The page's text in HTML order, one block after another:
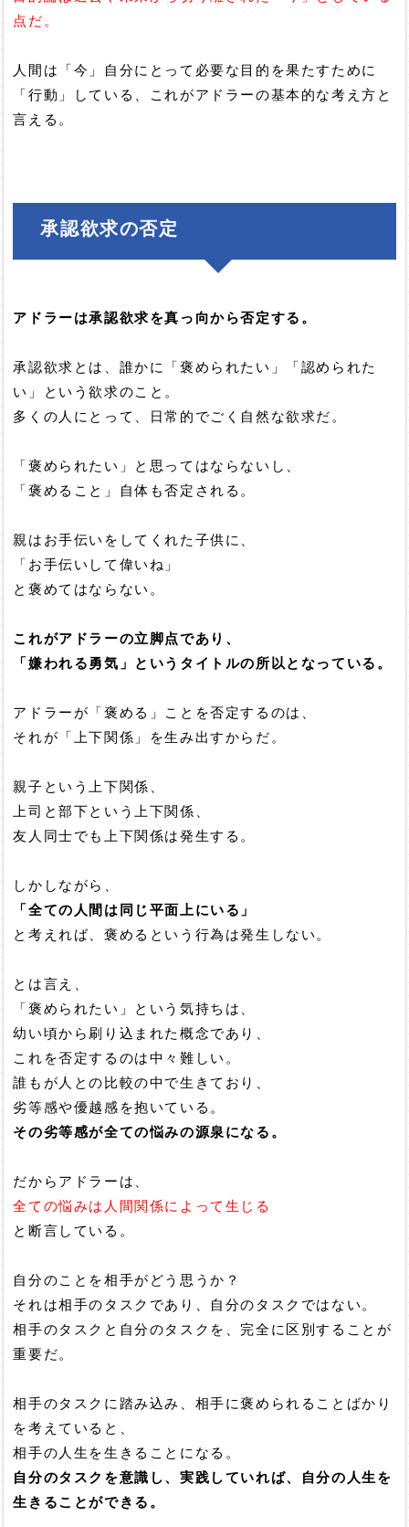
点だ。
人間は「今」自分にとって必要な目的を果たすために
「行動」している、これがアドラーの基本的な考え方と
言える。
承認欲求の否定
アドラーは承認欲求を真っ向から否定する。
承認欲求とは、誰かに「褒められたい」「認められた
い」という欲求のこと。
多くの人にとって、日常的でごく自然な欲求だ。
「褒められたい」と思ってはならないし、
「褒めること」自体も否定される。
親はお手伝いをしてくれた子供に、
「お手伝いして偉いね」
と褒めてはならない。
これがアドラーの立脚点であり、
「嫌われる勇気」というタイトルの所以となっている。
アドラーが「褒める」ことを否定するのは、
それが「上下関係」を生み出すからだ。
親子という上下関係、
上司と部下という上下関係、
友人同士でも上下関係は発生する。
しかしながら、
「全ての人間は同じ平面上にいる」
と考えれば、褒めるという行為は発生しない。
とは言え、
「褒められたい」という気持ちは、
幼い頃から刷り込まれた概念であり、
これを否定するのは中々難しい。
誰もが人との比較の中で生きており、
劣等感や優越感を抱いている。
その劣等感が全ての悩みの源泉になる。
だからアドラーは、
全ての悩みは人間関係によって生じる
と断言している。
自分のことを相手がどう思うか？
それは相手のタスクであり、自分のタスクではない。
相手のタスクと自分のタスクを、完全に区別することが
重要だ。
相手のタスクに踏み込み、相手に褒められることばかり
を考えていると、
相手の人生を生きることになる。
自分のタスクを意識し、実践していれば、自分の人生を
生きることができる。